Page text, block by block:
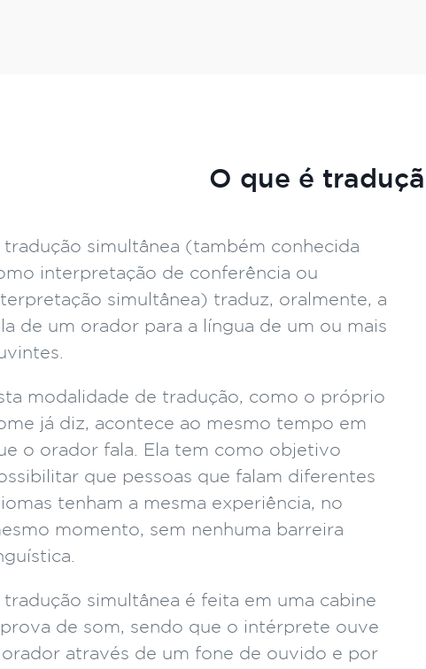
O que é
tradução simultânea (também conhecida
interpretação de conferência ou
simultânea) traduz, oralmente, a
de um orador para a língua de um ou mais
modalidade de tradução, como o próprio
já diz, acontece ao mesmo tempo em
o orador fala. Ela tem como objetivo
que pessoas que falam diferentes
tenham a mesma experiência, no
momento, sem nenhuma barreira
tradução simultânea é feita em uma cabine
de som, sendo que o intérprete ouve
através de um fone de ouvido e por